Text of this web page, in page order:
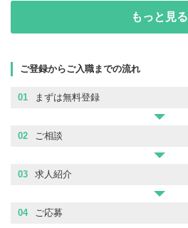
もっと見る
ご登録からご入職までの流れ
01 まずは無料登録
02 ご相談
03 求人紹介
04 ご応募